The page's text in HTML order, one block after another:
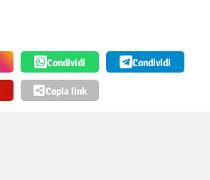
Condividi Condividi
Copia link